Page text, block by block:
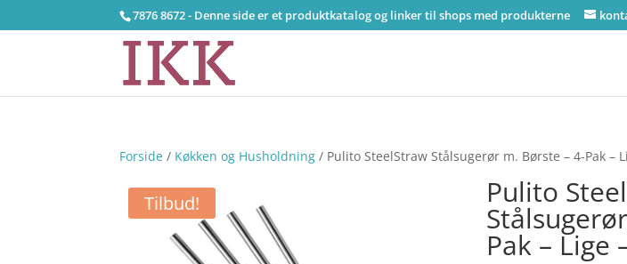
7876 8672 - Denne side er et produktkatalog og linker til shops med produkterne
Forside / Køkken og Husholdning / Pulito SteelStraw Stålsugerør m. Børste – 4-Pak –
Tilbud! Pulito
Pak – Lige